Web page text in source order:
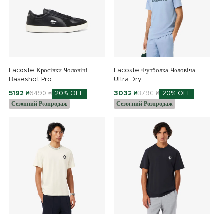
Lacoste Кросівки Чоловічі
Baseshot Pro
5192 ₴6490 ₴ 20% OFF
Сезонний Розпродаж
Lacoste Футболка Чоловіча
Ultra Dry
3032 ₴3790 ₴ 20% OFF
Сезонний Розпродаж